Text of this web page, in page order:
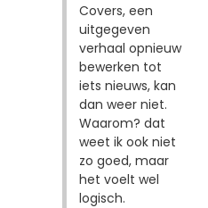
Covers, een
uitgegeven
verhaal opnieuw
bewerken tot
iets nieuws, kan
dan weer niet.
Waarom? dat
weet ik ook niet
zo goed, maar
het voelt wel
logisch.